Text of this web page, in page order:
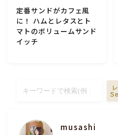
ソース・ドレッシング・たれ・
ドリンク・シロップ・ジャム類
テーブルコーディネート・食器
定番サンドがカフェ風
に！ ハムとレタスとト
マトのボリュームサンド
イッチ
musashi